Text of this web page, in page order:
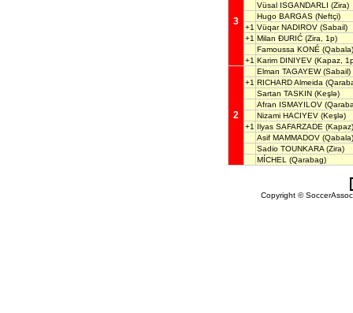
3
Vüsal ISGANDARLI (Zira)
Hugo BARGAS (Neftçi)
+1 Vüqar NADIROV (Sabail)
+1 Milan ĐURIĆ (Zira, 1p)
Famoussa KONÉ (Qabala)
+1 Karim DINIYEV (Kapaz,
2
Elman TAGAYEW(Sabail)
+1 RICHARD Almeida
Sartan TASKIN (Keşlə)
Afran ISMAYILOV
Nizami HACIYEV (Keşlə)
+1 Ilyas SAFARZADE (Kapaz)
Asif MAMMADOV (Qabala)
Sadio TOUNKARA (Zira)
MÍCHEL
(Qarabag)
Copyright ©